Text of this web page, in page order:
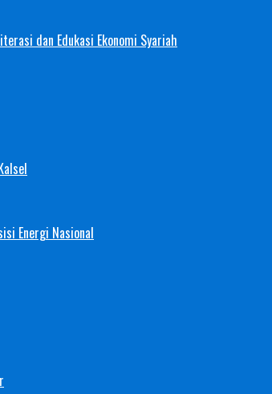
dan Edukasi Ekonomi Syariah
Energi Nasional